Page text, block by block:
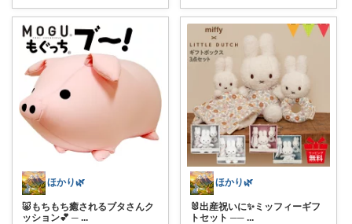
ほかり🌿
🐷もちもち癒されるブタさんク
ッション💕 ─ ...
ほかり🌿
🐰出産祝いに✨ミッフィーギフ
トセット ── ...